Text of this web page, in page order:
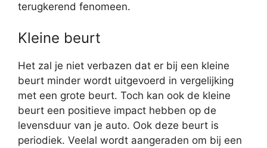
terugkerend fenomeen.
Kleine beurt
Het zal je niet verbazen dat er bij een kleine
beurt minder wordt uitgevoerd in vergelijking
met een grote beurt. Toch kan ook de kleine
beurt een positieve impact hebben op de
levensduur van je auto. Ook deze beurt is
periodiek. Veelal wordt aangeraden om bij een